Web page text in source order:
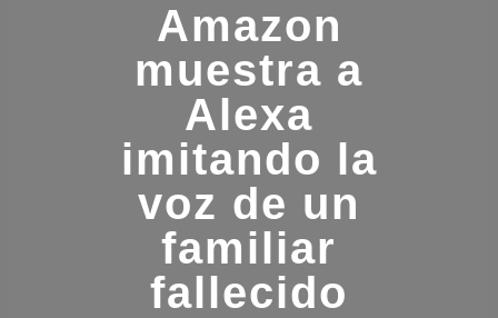
Amazon
muestra a
Alexa
imitando la
voz de un
familiar
fallecido